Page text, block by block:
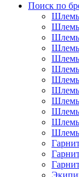
Поиск по
Шлемы